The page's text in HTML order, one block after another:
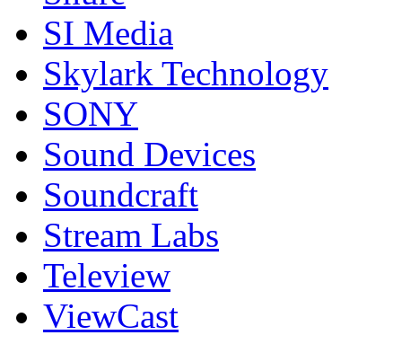
SI Media
Skylark Technology
SONY
Sound Devices
Soundcraft
Stream Labs
Teleview
ViewCast